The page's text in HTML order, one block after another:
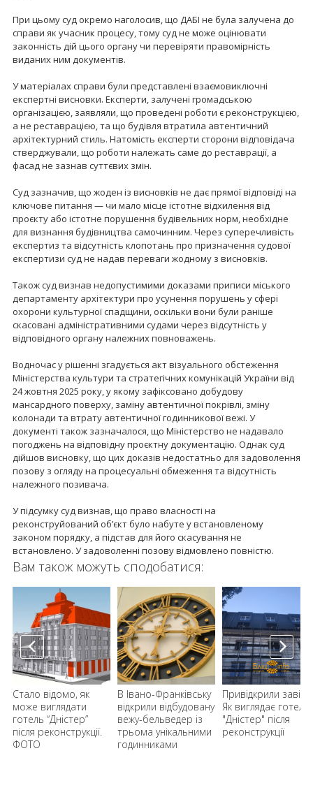
При цьому суд окремо наголосив, що ДАБІ не була залучена до
справи як учасник процесу, тому суд не може оцінювати
законність дій цього органу чи перевіряти правомірність
виданих ним документів.
У матеріалах справи були представлені взаємовиключні
експертні висновки. Експерти, залучені громадською
організацією, заявляли, що проведені роботи є реконструкцією,
а не реставрацією, та що будівля втратила автентичний
архітектурний стиль. Натомість експерти сторони відповідача
стверджували, що роботи належать саме до реставрації, а
фасад не зазнав суттєвих змін.
Суд зазначив, що жоден із висновків не дає прямої відповіді на
ключове питання — чи мало місце істотне відхилення від
проєкту або істотне порушення будівельних норм, необхідне
для визнання будівництва самочинним. Через суперечливість
експертиз та відсутність клопотань про призначення судової
експертизи суд не надав переваги жодному з висновків.
Також суд визнав недопустимими доказами приписи міського
департаменту архітектури про усунення порушень у сфері
охорони культурної спадщини, оскільки вони були раніше
скасовані адміністративними судами через відсутність у
відповідного органу належних повноважень.
Водночас у рішенні згадується акт візуального обстеження
Міністерства культури та стратегічних комунікацій України від
24 жовтня 2025 року, у якому зафіксовано добудову
мансардного поверху, заміну автентичної покрівлі, зміну
колонади та втрату автентичної годинникової вежі. У
документі також зазначалося, що Міністерство не надавало
погоджень на відповідну проєктну документацію. Однак суд
дійшов висновку, що цих доказів недостатньо для задоволення
позову з огляду на процесуальні обмеження та відсутність
належного позивача.
У підсумку суд визнав, що право власності на
реконструйований об’єкт було набуте у встановленому
законом порядку, а підстав для його скасування не
встановлено. У задоволенні позову відмовлено повністю.
Вам також можуть сподобатися:
Стало відомо, як
може виглядати
готель “Дністер”
після реконструкції.
ФОТО
В Івано-Франківську
відкрили відбудовану
вежу-бельведер із
трьома унікальними
годинниками
Привідкрили завісу:
Як виглядає готель
"Дністер" після
реконструкції